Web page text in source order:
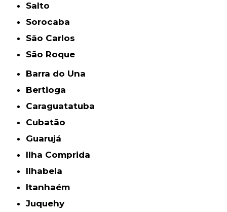
Salto
Sorocaba
São Carlos
São Roque
Barra do Una
Bertioga
Caraguatatuba
Cubatão
Guarujá
Ilha Comprida
Ilhabela
Itanhaém
Juquehy